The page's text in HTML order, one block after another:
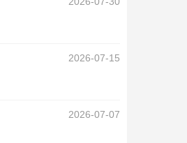
2026-07-15
2026-07-07